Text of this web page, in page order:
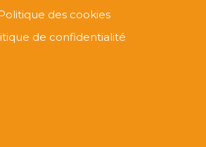
des cookies
de confidentialité